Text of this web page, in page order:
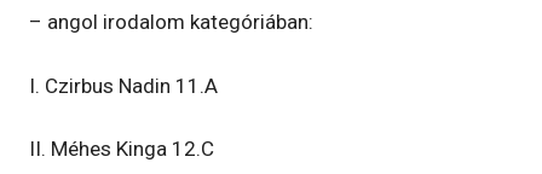
– angol irodalom kategóriában:
I. Czirbus Nadin 11.A
II. Méhes Kinga 12.C